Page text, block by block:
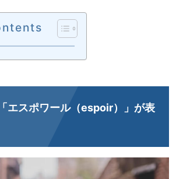
エスポワール（espoir）」が表